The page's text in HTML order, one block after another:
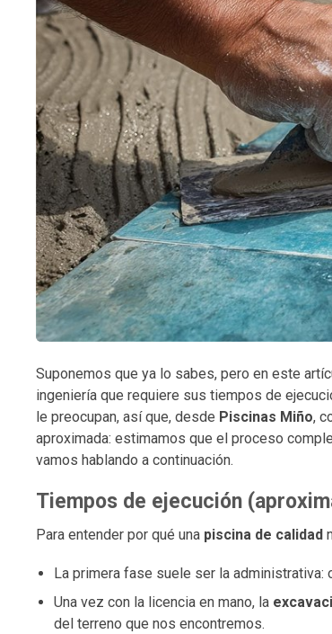
Suponemos que ya lo sabes, pero en este
ingeniería que requiere sus tiempos de
le preocupan, así que, desde Piscinas Miño,
aproximada: estimamos que el proceso
vamos hablando a continuación.
Tiempos de ejecución
Para entender por qué una piscina de calidad
La primera fase suele ser la administrativa:
Una vez con la licencia en mano, la
del terreno que nos encontremos.